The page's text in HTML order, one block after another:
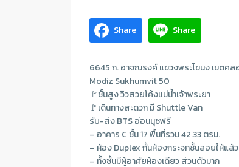
Share Share
6645 ถ. อาจณรงค์ แขวงพระโขนง เขตคล
Modiz Sukhumvit 50
🚩ชั้นสูง วิวสวยโค้งแม่น้ำเจ้าพระยา
🚩เดินทางสะดวก มี Shuttle Van
รับ-ส่ง BTS อ่อนนุชฟรี
– อาคาร C ชั้น 17 พื้นที่รวม 42.33 ตรม.
– ห้อง Duplex กั้นห้องกระจกชั้นลอยให้แล้ว
– ทั้งชั้นมีผู้อาศัยห้องเดียว ส่วนตัวมาก